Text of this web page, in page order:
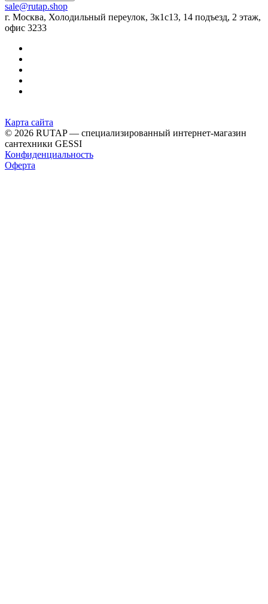
sale@rutap.shop
г. Москва, Холодильный переулок, 3к1с13, 14 подъезд, 2 этаж,
офис 3233
Карта сайта
© 2026 RUTAP — специализированный интернет-магазин
сантехники GESSI
Конфиденциальность
Оферта